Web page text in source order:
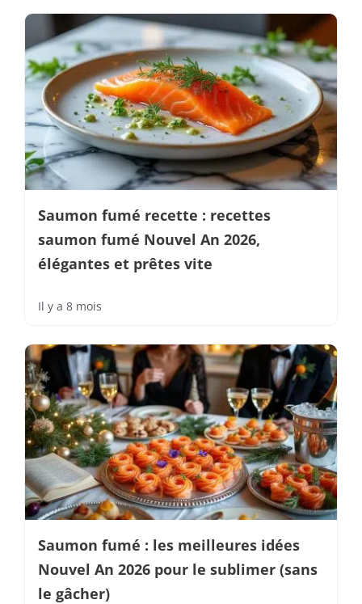
Saumon fumé recette : recettes
saumon fumé Nouvel An 2026,
élégantes et prêtes vite
Il y a 8 mois
Saumon fumé : les meilleures idées
Nouvel An 2026 pour le sublimer (sans
le gâcher)